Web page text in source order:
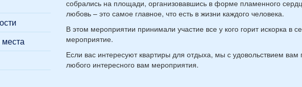
собрались на площади, организовавшись в форме пламенного
любовь – это самое главное, что есть в жизни каждого человека.
В этом мероприятии принимали участие все у кого горит искорка в
мероприятие.
Если вас интересуют квартиры для отдыха, мы с удовольствием
любого интересного вам мероприятия.